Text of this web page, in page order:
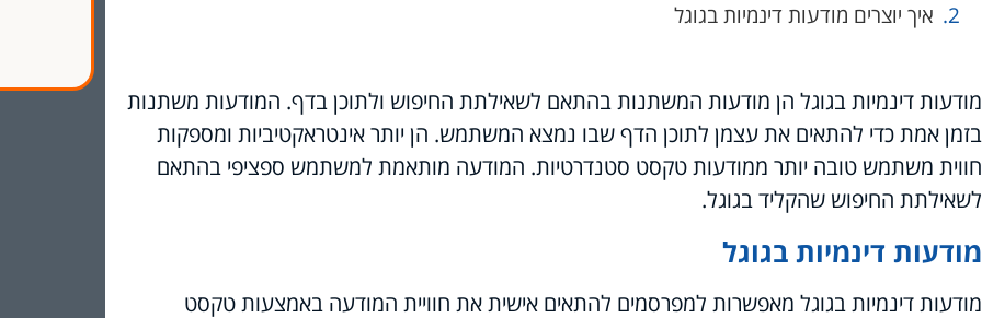
איך יוצרים מודעות דינמיות בגוגל
מודעות דינמיות בגוגל הן מודעות המשתנות בהתאם לשאילתת החיפוש ולתוכן בדף. המודעות משתנות
בזמן אמת כדי להתאים את עצמן לתוכן הדף שבו נמצא המשתמש. הן יותר אינטראקטיביות ומספקות
חווית משתמש טובה יותר ממודעות טקסט סטנדרטיות. המודעה מותאמת למשתמש ספציפי בהתאם
לשאילתת החיפוש שהקליד בגוגל.
מודעות דינמיות בגוגל
מודעות דינמיות בגוגל מאפשרות למפרסמים להתאים אישית את חוויית המודעה באמצעות טקסט